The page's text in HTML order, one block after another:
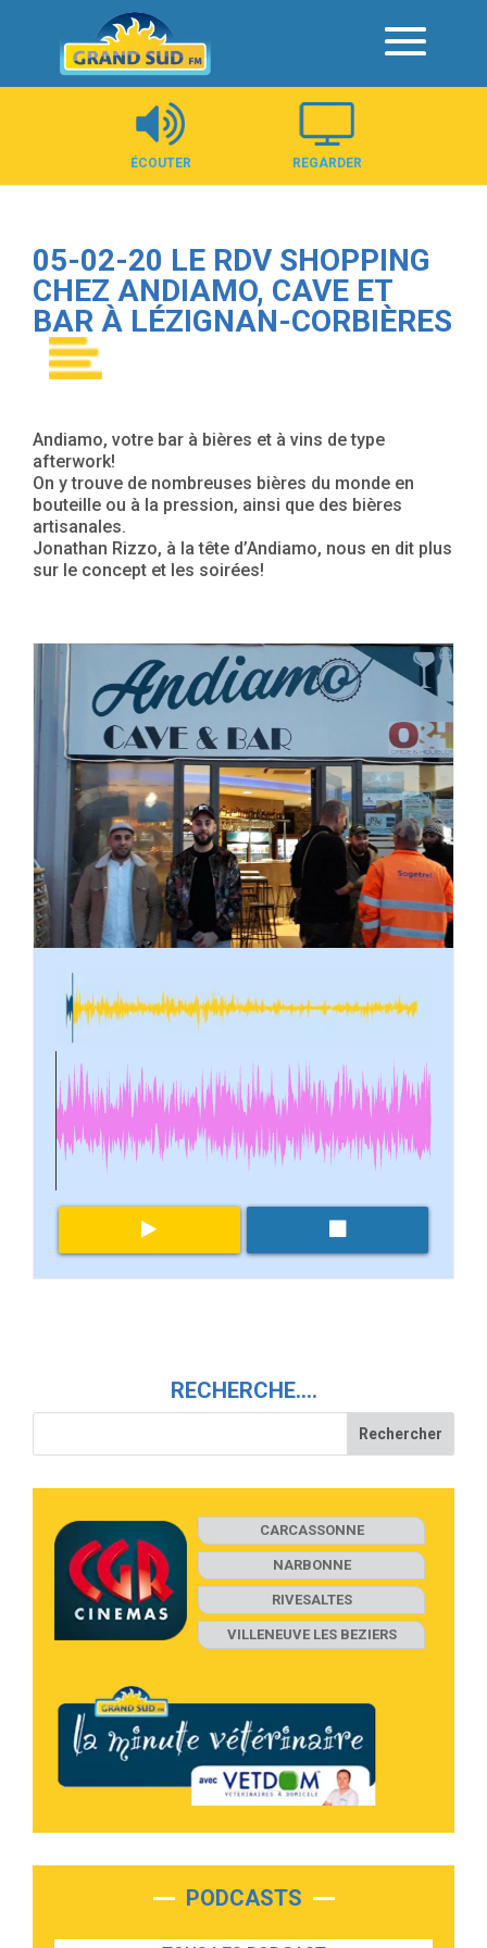
Panneau de gestion des cookies
ÉCOUTER REGARDER
05-02-20 LE RDV SHOPPING
CHEZ ANDIAMO, CAVE ET
BAR À LÉZIGNAN-CORBIÈRES
Andiamo, votre bar à bières et à vins de type
afterwork!
On y trouve de nombreuses bières du monde en
bouteille ou à la pression, ainsi que des bières
artisanales.
Jonathan Rizzo, à la tête d’Andiamo, nous en dit plus
sur le concept et les soirées!
RECHERCHE….
CARCASSONNE
NARBONNE
RIVESALTES
VILLENEUVE LES BEZIERS
PODCASTS